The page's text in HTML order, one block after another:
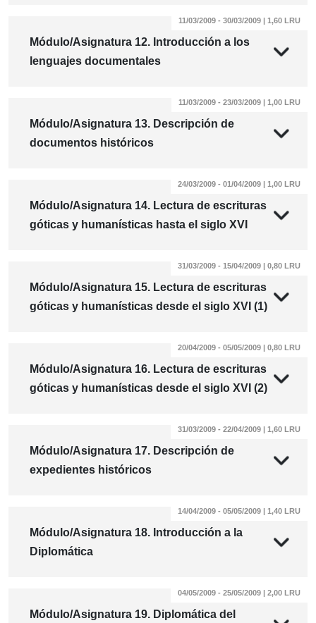
Módulo/Asignatura 12. Introducción a los
lenguajes documentales
11/03/2009 - 30/03/2009 | 1,60 LRU
Módulo/Asignatura 13. Descripción de
documentos históricos
11/03/2009 - 23/03/2009 | 1,00 LRU
Módulo/Asignatura 14. Lectura de escrituras
góticas y humanísticas hasta el siglo XVI
24/03/2009 - 01/04/2009 | 1,00 LRU
Módulo/Asignatura 15. Lectura de escrituras
góticas y humanísticas desde el siglo XVI (1)
31/03/2009 - 15/04/2009 | 0,80 LRU
Módulo/Asignatura 16. Lectura de escrituras
góticas y humanísticas desde el siglo XVI (2)
20/04/2009 - 05/05/2009 | 0,80 LRU
Módulo/Asignatura 17. Descripción de
expedientes históricos
31/03/2009 - 22/04/2009 | 1,60 LRU
Módulo/Asignatura 18. Introducción a la
Diplomática
14/04/2009 - 05/05/2009 | 1,40 LRU
Módulo/Asignatura 19. Diplomática del
04/05/2009 - 25/05/2009 | 2,00 LRU